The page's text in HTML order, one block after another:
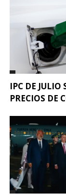
IPC DE
PRECIOS DE